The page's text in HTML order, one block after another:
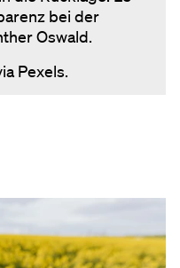
bei der
Oswald.
Pexels.